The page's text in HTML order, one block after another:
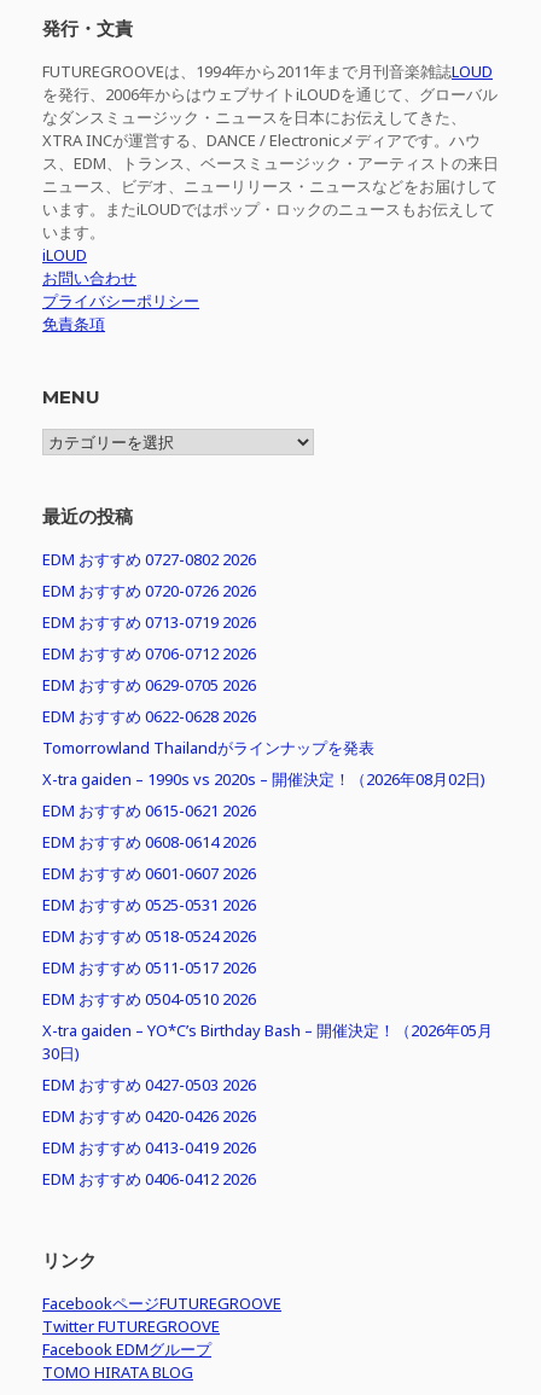
発行・文責
FUTUREGROOVEは、1994年から2011年まで月刊音楽雑誌LOUD
を発行、2006年からはウェブサイトiLOUDを通じて、グローバル
なダンスミュージック・ニュースを日本にお伝えしてきた、
XTRA INCが運営する、DANCE / Electronicメディアです。ハウ
ス、EDM、トランス、ベースミュージック・アーティストの来日
ニュース、ビデオ、ニューリリース・ニュースなどをお届けして
います。またiLOUDではポップ・ロックのニュースもお伝えして
います。
iLOUD
お問い合わせ
プライバシーポリシー
免責条項
MENU
MENU
最近の投稿
EDM おすすめ 0727-0802 2026
EDM おすすめ 0720-0726 2026
EDM おすすめ 0713-0719 2026
EDM おすすめ 0706-0712 2026
EDM おすすめ 0629-0705 2026
EDM おすすめ 0622-0628 2026
Tomorrowland Thailandがラインナップを発表
X-tra gaiden – 1990s vs 2020s – 開催決定！（2026年08月02日)
EDM おすすめ 0615-0621 2026
EDM おすすめ 0608-0614 2026
EDM おすすめ 0601-0607 2026
EDM おすすめ 0525-0531 2026
EDM おすすめ 0518-0524 2026
EDM おすすめ 0511-0517 2026
EDM おすすめ 0504-0510 2026
X-tra gaiden – YO*C’s Birthday Bash – 開催決定！（2026年05月
30日)
EDM おすすめ 0427-0503 2026
EDM おすすめ 0420-0426 2026
EDM おすすめ 0413-0419 2026
EDM おすすめ 0406-0412 2026
リンク
FacebookページFUTUREGROOVE
Twitter FUTUREGROOVE
Facebook EDMグループ
TOMO HIRATA BLOG